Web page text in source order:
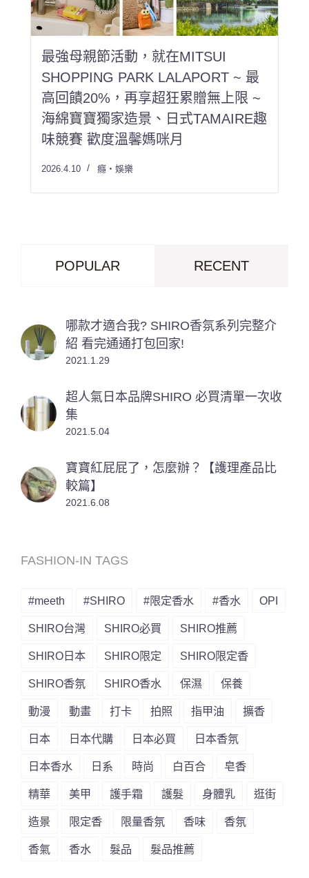
最強母親節活動，就在MITSUI
SHOPPING PARK LALAPORT ~ 最
高回饋20%，再享超狂累贈無上限 ~
海綿寶寶獨家造景、日式TAMAIRE趣
味競賽 歡度溫馨媽咪月
2026.4.10 癮・娛樂
POPULAR RECENT
哪款才適合我? SHIRO香氛系列完整介
紹 看完通通打包回家!
2021.1.29
超人氣日本品牌SHIRO 必買清單一次收
集
2021.5.04
寶寶紅屁屁了，怎麼辦？【護理產品比
較篇】
2021.6.08
FASHION-IN TAGS
#meeth #SHIRO #限定香水 #香水 OPI
SHIRO台灣 SHIRO必買 SHIRO推薦
SHIRO日本 SHIRO限定 SHIRO限定香
SHIRO香氛 SHIRO香水 保濕 保養
動漫 動畫 打卡 拍照 指甲油 擴香
日本 日本代購 日本必買 日本香氛
日本香水 日系 時尚 白百合 皂香
精華 美甲 護手霜 護髮 身體乳 逛街
造景 限定香 限量香氛 香味 香氛
香氣 香水 髮品 髮品推薦